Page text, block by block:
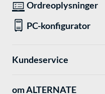
Ordreoplysninger
PC-konfigurator
Kundeservice
om ALTERNATE